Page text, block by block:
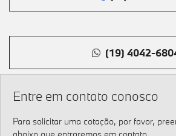
Entre em contato conosco
Para solicitar uma cotação, por favor,
(19) 4042-